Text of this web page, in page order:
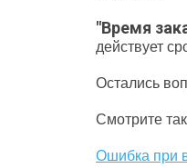
"Время
действует
Остались
Смотрите
Ошибка при